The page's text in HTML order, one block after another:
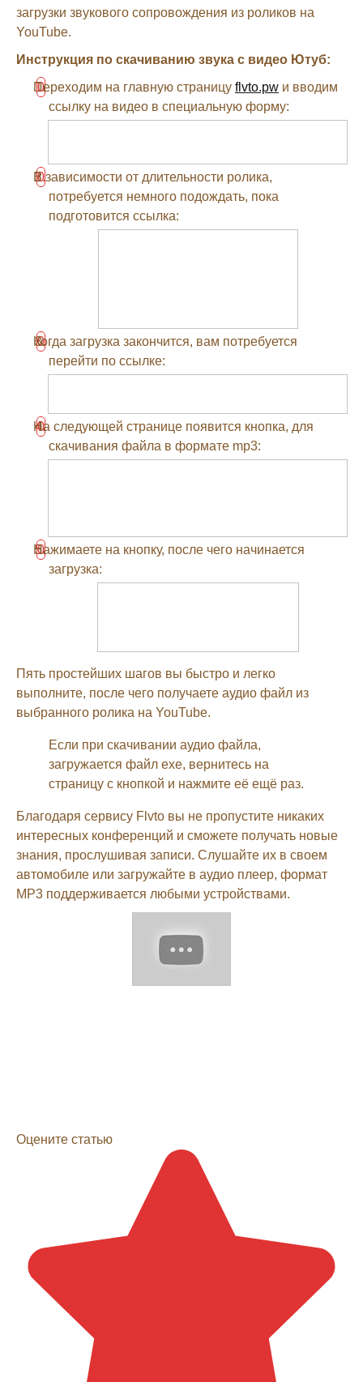
загрузки звукового сопровождения из роликов на
YouTube.
Инструкция по скачиванию звука с видео Ютуб:
Переходим на главную страницу flvto.pw и вводим
ссылку на видео в специальную форму:
В зависимости от длительности ролика,
потребуется немного подождать, пока
подготовится ссылка:
Когда загрузка закончится, вам потребуется
перейти по ссылке:
На следующей странице появится кнопка, для
скачивания файла в формате mp3:
Нажимаете на кнопку, после чего начинается
загрузка:
Пять простейших шагов вы быстро и легко
выполните, после чего получаете аудио файл из
выбранного ролика на YouTube.
Если при скачивании аудио файла,
загружается файл exe, вернитесь на
страницу с кнопкой и нажмите её ещё раз.
Благодаря сервису Flvto вы не пропустите никаких
интересных конференций и сможете получать новые
знания, прослушивая записи. Слушайте их в своем
автомобиле или загружайте в аудио плеер, формат
MP3 поддерживается любыми устройствами.
Оцените статью